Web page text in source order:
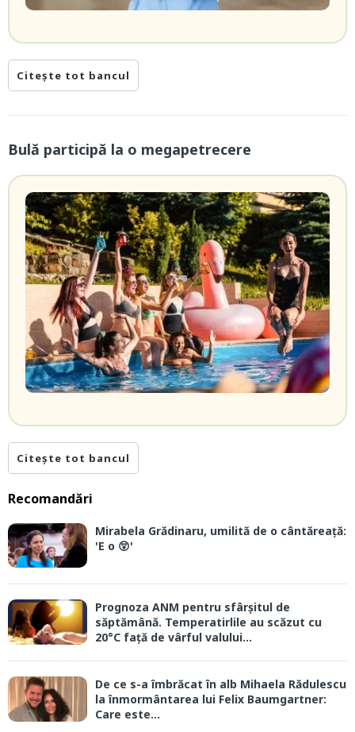
Citește tot bancul
Bulă participă la o megapetrecere
Citește tot bancul
Recomandări
Mirabela Grădinaru, umilită de o cântăreață:
'E o 😲'
Prognoza ANM pentru sfârșitul de
săptămână. Temperatirlile au scăzut cu
20°C față de vârful valului...
De ce s-a îmbrăcat în alb Mihaela Rădulescu
la înmormântarea lui Felix Baumgartner:
Care este...